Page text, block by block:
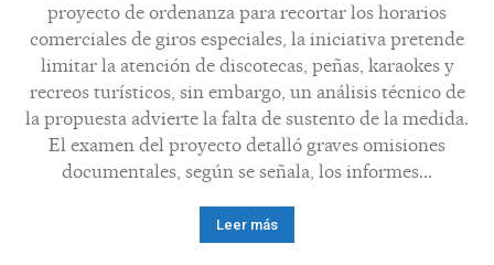
proyecto de ordenanza para recortar los horarios
comerciales de giros especiales, la iniciativa pretende
limitar la atención de discotecas, peñas, karaokes y
recreos turísticos, sin embargo, un análisis técnico de
la propuesta advierte la falta de sustento de la medida.
El examen del proyecto detalló graves omisiones
documentales, según se señala, los informes...
Leer más